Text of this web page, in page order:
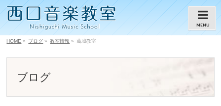
MENU
HOME » ブログ » 教室情報 » 葛城教室
ブログ